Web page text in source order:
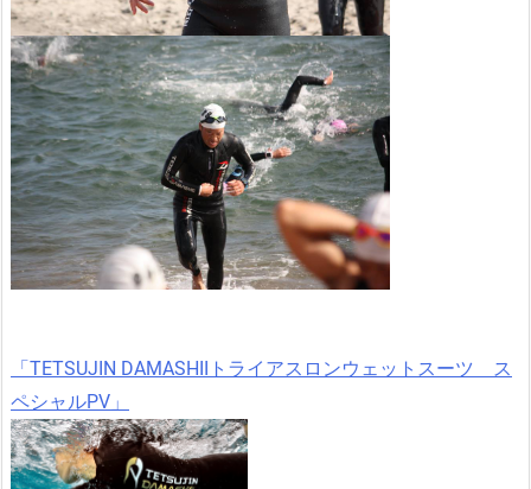
「TETSUJIN DAMASHIIトライアスロンウェットスーツ ス
ペシャルPV」